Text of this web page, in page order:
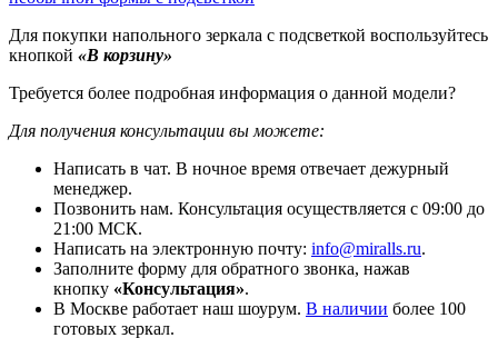
Для покупки напольного зеркала с подсветкой воспользуйтесь
кнопкой «В корзину»
Требуется более подробная информация о данной модели?
Для получения консультации вы можете:
Написать в чат. В ночное время отвечает дежурный
менеджер.
Позвонить нам. Консультация осуществляется с 09:00 до
21:00 МСК.
Написать на электронную почту: info@miralls.ru.
Заполните форму для обратного звонка, нажав
кнопку «Консультация».
В Москве работает наш шоурум. В наличии более 100
готовых зеркал.